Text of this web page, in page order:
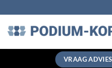
naar
inhoud
VRAAG